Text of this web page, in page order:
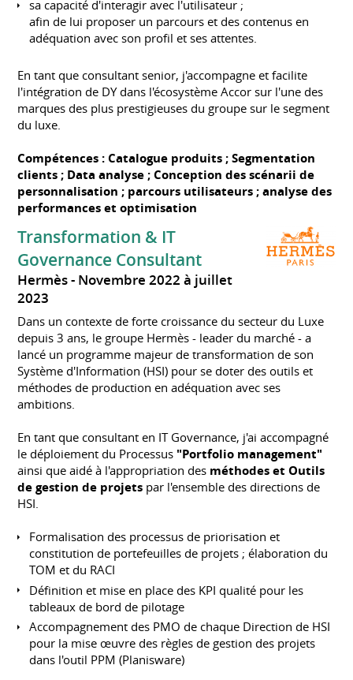
sa capacité d'interagir avec l'utilisateur ;
afin de lui proposer un parcours et des contenus en
adéquation avec son profil et ses attentes.
En tant que consultant senior, j'accompagne et facilite
l'intégration de DY dans l'écosystème Accor sur l'une des
marques des plus prestigieuses du groupe sur le segment
du luxe.
Compétences : Catalogue produits ; Segmentation
clients ; Data analyse ; Conception des scénarii de
personnalisation ; parcours utilisateurs ; analyse des
performances et optimisation
Transformation & IT
Governance Consultant
Hermès
Novembre 2022 à juillet
2023
Dans un contexte de forte croissance du secteur du Luxe
depuis 3 ans, le groupe Hermès - leader du marché - a
lancé un programme majeur de transformation de son
Système d'Information (HSI) pour se doter des outils et
méthodes de production en adéquation avec ses
ambitions.
En tant que consultant en IT Governance, j'ai accompagné
le déploiement du Processus "Portfolio management"
ainsi que aidé à l'appropriation des méthodes et Outils
de gestion de projets par l'ensemble des directions de
HSI.
Formalisation des processus de priorisation et
constitution de portefeuilles de projets ; élaboration du
TOM et du RACI
Définition et mise en place des KPI qualité pour les
tableaux de bord de pilotage
Accompagnement des PMO de chaque Direction de HSI
pour la mise œuvre des règles de gestion des projets
dans l'outil PPM (Planisware)